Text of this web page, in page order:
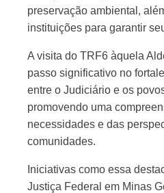
preservação ambiental,
instituições para garantir
A visita do TRF6 àquela
passo significativo no
entre o Judiciário e os
promovendo uma
necessidades e das
comunidades.
Iniciativas como essa
Justiça Federal em Minas